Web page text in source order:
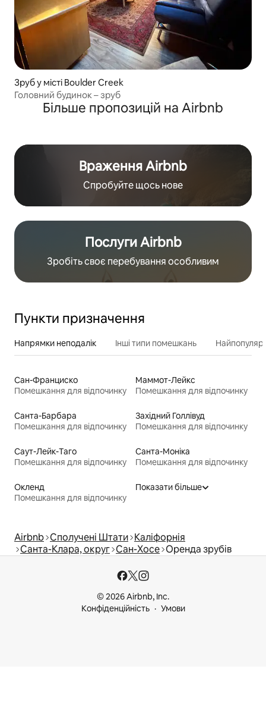
Зруб у місті Boulder Creek
Головний будинок – зруб
Більше пропозицій на Airbnb
Враження Airbnb
Спробуйте щось нове
Послуги Airbnb
Зробіть своє перебування особливим
Пункти призначення
Напрямки неподалік Інші типи помешкань
Сан-Франциско
Помешкання для відпочинку
Маммот-Лейкс
Помешкання для відпочинку
Санта-Барбара
Помешкання для відпочинку
Західний Голлівуд
Помешкання для відпочинку
Саут-Лейк-Таго
Помешкання для відпочинку
Санта-Моніка
Помешкання для відпочинку
Окленд
Помешкання для відпочинку
Показати більше
Airbnb Сполучені Штати Каліфорнія
Санта-Клара, округ Сан-Хосе Оренда зрубів
© 2026 Airbnb, Inc.
Конфіденційність
Умови